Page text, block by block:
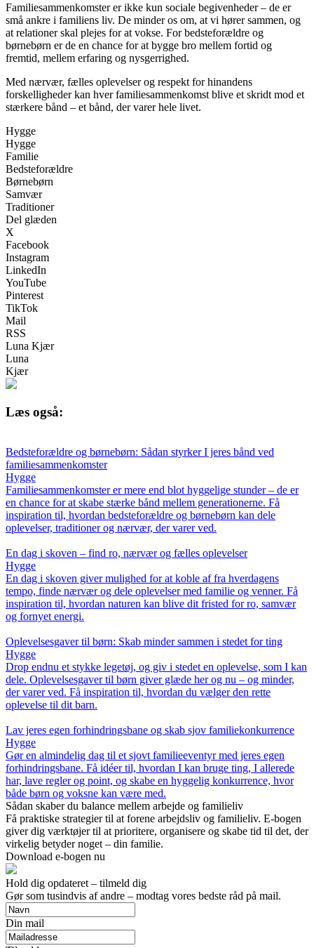
Familiesammenkomster er ikke kun sociale begivenheder – de er
små ankre i familiens liv. De minder os om, at vi hører sammen, og
at relationer skal plejes for at vokse. For bedsteforældre og
børnebørn er de en chance for at bygge bro mellem fortid og
fremtid, mellem erfaring og nysgerrighed.
Med nærvær, fælles oplevelser og respekt for hinandens
forskelligheder kan hver familiesammenkomst blive et skridt mod et
stærkere bånd – et bånd, der varer hele livet.
Hygge
Hygge
Familie
Bedsteforældre
Børnebørn
Samvær
Traditioner
Del glæden
X
Facebook
Instagram
LinkedIn
YouTube
Pinterest
TikTok
Mail
RSS
Luna Kjær
Luna
Kjær
Læs også:
Bedsteforældre og børnebørn: Sådan styrker I jeres bånd ved
familiesammenkomster
Hygge
Familiesammenkomster er mere end blot hyggelige stunder – de er
en chance for at skabe stærke bånd mellem generationerne. Få
inspiration til, hvordan bedsteforældre og børnebørn kan dele
oplevelser, traditioner og nærvær, der varer ved.
En dag i skoven – find ro, nærvær og fælles oplevelser
Hygge
En dag i skoven giver mulighed for at koble af fra hverdagens
tempo, finde nærvær og dele oplevelser med familie og venner. Få
inspiration til, hvordan naturen kan blive dit fristed for ro, samvær
og fornyet energi.
Oplevelsesgaver til børn: Skab minder sammen i stedet for ting
Hygge
Drop endnu et stykke legetøj, og giv i stedet en oplevelse, som I kan
dele. Oplevelsesgaver til børn giver glæde her og nu – og minder,
der varer ved. Få inspiration til, hvordan du vælger den rette
oplevelse til dit barn.
Lav jeres egen forhindringsbane og skab sjov familiekonkurrence
Hygge
Gør en almindelig dag til et sjovt familieeventyr med jeres egen
forhindringsbane. Få idéer til, hvordan I kan bruge ting, I allerede
har, lave regler og point, og skabe en hyggelig konkurrence, hvor
både børn og voksne kan være med.
Sådan skaber du balance mellem arbejde og familieliv
Få praktiske strategier til at forene arbejdsliv og familieliv. E-bogen
giver dig værktøjer til at prioritere, organisere og skabe tid til det, der
virkelig betyder noget – din familie.
Download e-bogen nu
Hold dig opdateret – tilmeld dig
Gør som tusindvis af andre – modtag vores bedste råd på mail.
Din mail